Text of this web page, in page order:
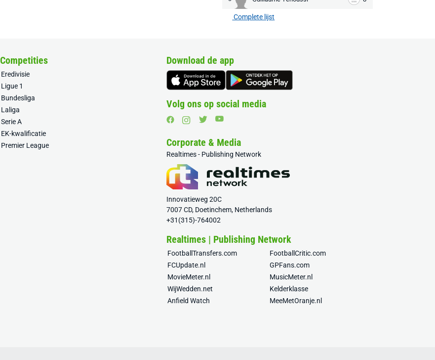
Complete lijst
Competities
Eredivisie
Ligue 1
Bundesliga
Laliga
Serie A
EK-kwalificatie
Premier League
Download de app
Volg ons op social media
Corporate & Media
Realtimes - Publishing Network
Innovatieweg 20C
7007 CD, Doetinchem, Netherlands
+31(315)-764002
Realtimes | Publishing Network
FootballTransfers.com
FootballCritic.com
FCUpdate.nl
GPFans.com
MovieMeter.nl
MusicMeter.nl
WijWedden.net
Kelderklasse
Anfield Watch
MeeMetOranje.nl